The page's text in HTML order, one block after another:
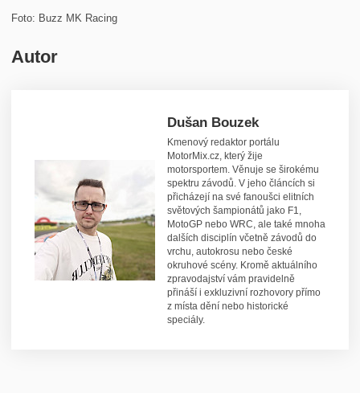
Foto: Buzz MK Racing
Autor
Dušan Bouzek
Kmenový redaktor portálu
MotorMix.cz, který žije
motorsportem. Věnuje se širokému
spektru závodů. V jeho článcích si
přicházejí na své fanoušci elitních
světových šampionátů jako F1,
MotoGP nebo WRC, ale také mnoha
dalších disciplín včetně závodů do
vrchu, autokrosu nebo české
okruhové scény. Kromě aktuálního
zpravodajství vám pravidelně
přináší i exkluzivní rozhovory přímo
z místa dění nebo historické
speciály.